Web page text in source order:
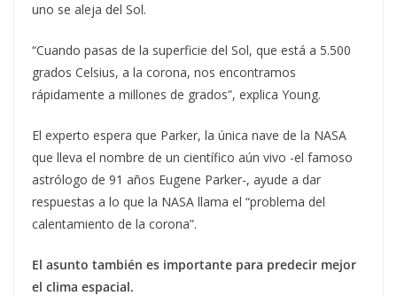
uno se aleja del Sol.
“Cuando pasas de la superficie del Sol, que está a 5.500
grados Celsius, a la corona, nos encontramos
rápidamente a millones de grados”, explica Young.
El experto espera que Parker, la única nave de la NASA
que lleva el nombre de un científico aún vivo -el famoso
astrólogo de 91 años Eugene Parker-, ayude a dar
respuestas a lo que la NASA llama el “problema del
calentamiento de la corona”.
El asunto también es importante para predecir mejor
el clima espacial.